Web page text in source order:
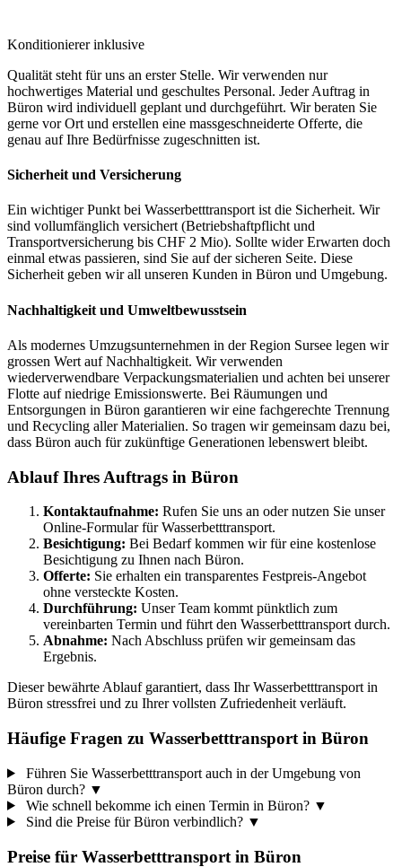
Konditionierer inklusive
Qualität steht für uns an erster Stelle. Wir verwenden nur
hochwertiges Material und geschultes Personal. Jeder Auftrag in
Büron wird individuell geplant und durchgeführt. Wir beraten Sie
gerne vor Ort und erstellen eine massgeschneiderte Offerte, die
genau auf Ihre Bedürfnisse zugeschnitten ist.
Sicherheit und Versicherung
Ein wichtiger Punkt bei Wasserbetttransport ist die Sicherheit. Wir
sind vollumfänglich versichert (Betriebshaftpflicht und
Transportversicherung bis CHF 2 Mio). Sollte wider Erwarten doch
einmal etwas passieren, sind Sie auf der sicheren Seite. Diese
Sicherheit geben wir all unseren Kunden in Büron und Umgebung.
Nachhaltigkeit und Umweltbewusstsein
Als modernes Umzugsunternehmen in der Region Sursee legen wir
grossen Wert auf Nachhaltigkeit. Wir verwenden
wiederverwendbare Verpackungsmaterialien und achten bei unserer
Flotte auf niedrige Emissionswerte. Bei Räumungen und
Entsorgungen in Büron garantieren wir eine fachgerechte Trennung
und Recycling aller Materialien. So tragen wir gemeinsam dazu bei,
dass Büron auch für zukünftige Generationen lebenswert bleibt.
Ablauf Ihres Auftrags in Büron
Kontaktaufnahme: Rufen Sie uns an oder nutzen Sie unser
Online-Formular für Wasserbetttransport.
Besichtigung: Bei Bedarf kommen wir für eine kostenlose
Besichtigung zu Ihnen nach Büron.
Offerte: Sie erhalten ein transparentes Festpreis-Angebot
ohne versteckte Kosten.
Durchführung: Unser Team kommt pünktlich zum
vereinbarten Termin und führt den Wasserbetttransport durch.
Abnahme: Nach Abschluss prüfen wir gemeinsam das
Ergebnis.
Dieser bewährte Ablauf garantiert, dass Ihr Wasserbetttransport in
Büron stressfrei und zu Ihrer vollsten Zufriedenheit verläuft.
Häufige Fragen zu Wasserbetttransport in Büron
Führen Sie Wasserbetttransport auch in der Umgebung von
Büron durch? ▼
Wie schnell bekomme ich einen Termin in Büron? ▼
Sind die Preise für Büron verbindlich? ▼
Preise für Wasserbetttransport in Büron